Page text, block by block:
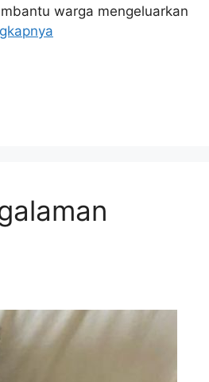
warga mengeluarkan